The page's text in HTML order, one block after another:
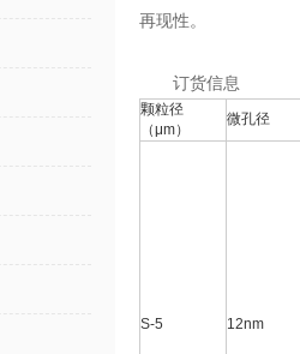
再现性。
订货信息
颗粒径
（μm）
微孔径
S-5 12nm